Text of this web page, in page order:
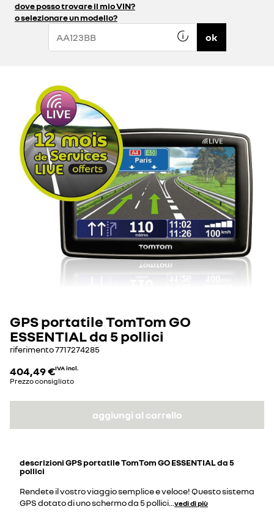
dove posso trovare il mio VIN?
o selezionare un modello?
ok
GPS portatile TomTom GO
ESSENTIAL da 5 pollici
riferimento7717274285
404,49 €IVA incl.
Prezzo consigliato
aggiungi al carrello
descrizioniGPS portatile TomTom GO ESSENTIAL da 5
pollici
Rendete il vostro viaggio semplice e veloce! Questo sistema
GPS dotato di uno schermo da 5 pollici vedi di più